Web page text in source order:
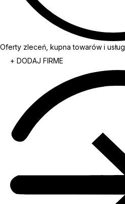
Oferty zleceń, kupna towarów i usług
+ DODAJ FIRME